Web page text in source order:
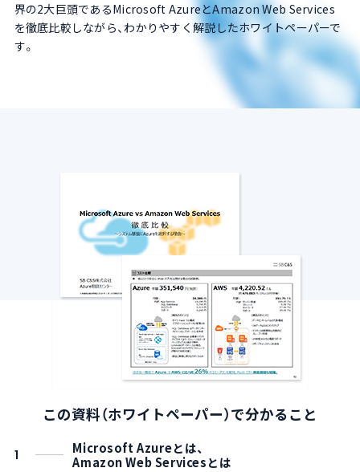
活用例
イベント・セミナー
よくある質問
SB C&Sの強み
界の2大巨頭であるMicrosoft AzureとAmazon Web Services
を徹底比較しながら、わかりやすく解説したホワイトペーパーで
す。
この資料（ホワイトペーパー）で分かること
1
Microsoft Azureとは、
Amazon Web Servicesとは